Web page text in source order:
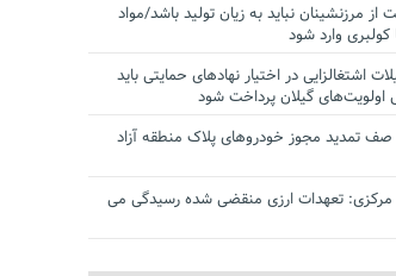
از مرزنشینان نباید به زیان تولید باشد/مواد
کولبری وارد شود
اشتغالزایی در اختیار نهادهای حمایتی باید
اولویت‌های گیلان پرداخت شود
صف تمدید مجوز خودروهای پلاک منطقه آزاد
مرکزی: تعهدات ارزی منقضی شده رسیدگی می